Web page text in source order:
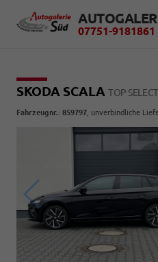
07751-9181861
SKODA SCALATOP
Fahrzeugnr.: 859797 , unverbindliche